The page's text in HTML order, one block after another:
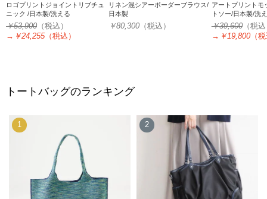
ロゴプリントジョイントリブチュ
ニック /日本製/洗える
￥53,900 （税込）
→ ￥24,255（税込）
リネン混シアーボーダーブラウス/
日本製
￥80,300 （税込）
アートプリントモ
トソー/日本製/洗
￥39,600（税
→ ￥19,800（
トートバッグのランキング
1 2